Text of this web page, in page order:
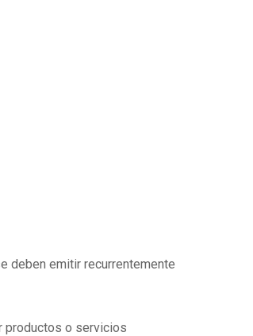
deben emitir recurrentemente
productos o servicios